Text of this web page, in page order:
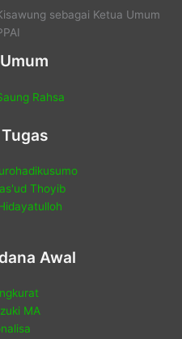
sebagai Ketua Umum
Rahsa
Thoyib
Awal
MA